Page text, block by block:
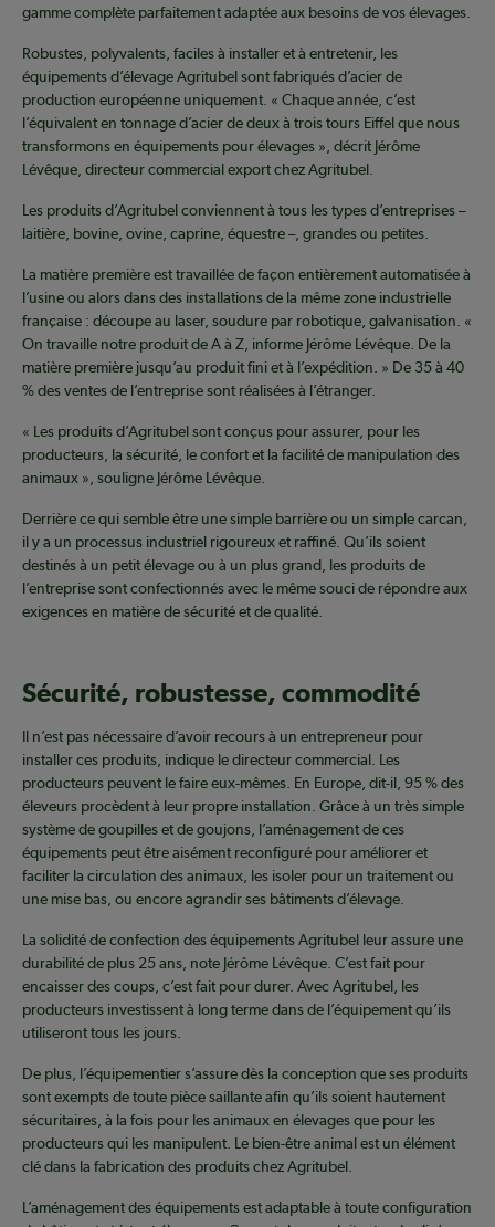
gamme complète parfaitement adaptée aux besoins de vos élevages.
Robustes, polyvalents, faciles à installer et à entretenir, les
équipements d’élevage Agritubel sont fabriqués d’acier de
production européenne uniquement. « Chaque année, c’est
l’équivalent en tonnage d’acier de deux à trois tours Eiffel que nous
transformons en équipements pour élevages », décrit Jérôme
Lévêque, directeur commercial export chez Agritubel.
Les produits d’Agritubel conviennent à tous les types d’entreprises –
laitière, bovine, ovine, caprine, équestre –, grandes ou petites.
La matière première est travaillée de façon entièrement automatisée à
l’usine ou alors dans des installations de la même zone industrielle
française : découpe au laser, soudure par robotique, galvanisation. «
On travaille notre produit de A à Z, informe Jérôme Lévêque. De la
matière première jusqu’au produit fini et à l’expédition. » De 35 à 40
% des ventes de l’entreprise sont réalisées à l’étranger.
« Les produits d’Agritubel sont conçus pour assurer, pour les
producteurs, la sécurité, le confort et la facilité de manipulation des
animaux », souligne Jérôme Lévêque.
Derrière ce qui semble être une simple barrière ou un simple carcan,
il y a un processus industriel rigoureux et raffiné. Qu’ils soient
destinés à un petit élevage ou à un plus grand, les produits de
l’entreprise sont confectionnés avec le même souci de répondre aux
exigences en matière de sécurité et de qualité.
Sécurité, robustesse, commodité
Il n’est pas nécessaire d’avoir recours à un entrepreneur pour
installer ces produits, indique le directeur commercial. Les
producteurs peuvent le faire eux-mêmes. En Europe, dit-il, 95 % des
éleveurs procèdent à leur propre installation. Grâce à un très simple
système de goupilles et de goujons, l’aménagement de ces
équipements peut être aisément reconfiguré pour améliorer et
faciliter la circulation des animaux, les isoler pour un traitement ou
une mise bas, ou encore agrandir ses bâtiments d’élevage.
La solidité de confection des équipements Agritubel leur assure une
durabilité de plus 25 ans, note Jérôme Lévêque. C’est fait pour
encaisser des coups, c’est fait pour durer. Avec Agritubel, les
producteurs investissent à long terme dans de l’équipement qu’ils
utiliseront tous les jours.
De plus, l’équipementier s’assure dès la conception que ses produits
sont exempts de toute pièce saillante afin qu’ils soient hautement
sécuritaires, à la fois pour les animaux en élevages que pour les
producteurs qui les manipulent. Le bien-être animal est un élément
clé dans la fabrication des produits chez Agritubel.
L’aménagement des équipements est adaptable à toute configuration